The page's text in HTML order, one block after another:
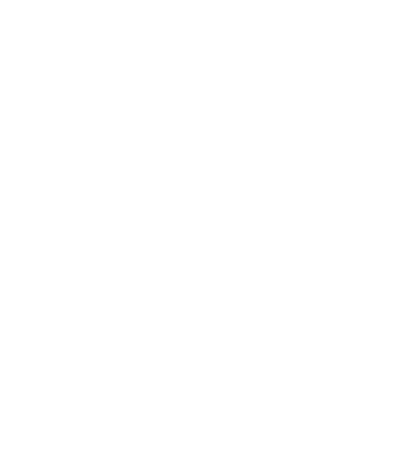
se dozvíte na stránkách jednotlivých středisek.